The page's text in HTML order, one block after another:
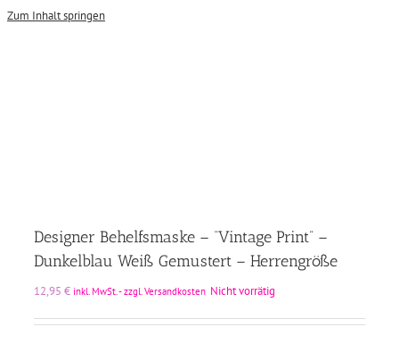
Zum Inhalt springen
Designer Behelfsmaske – “Vintage Print” –
Dunkelblau Weiß Gemustert – Herrengröße
12,95 € inkl. MwSt. - zzgl. Versandkosten Nicht vorrätig